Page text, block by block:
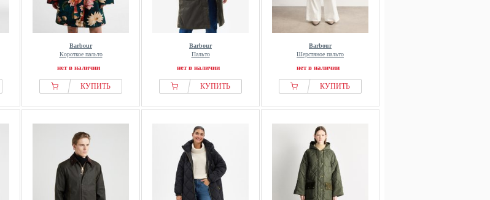
Barbour
Короткое пальто
нет в наличии
КУПИТЬ
Barbour
Пальто
нет в наличии
КУПИТЬ
Barbour
Шерстяное пальто
нет в наличии
КУПИТЬ